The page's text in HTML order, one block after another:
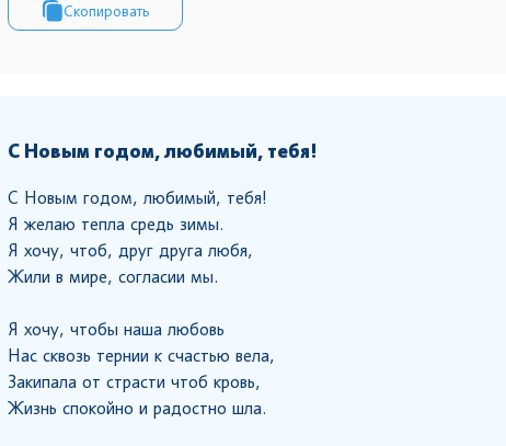
Скопировать
С Новым годом, любимый, тебя!
С Новым годом, любимый, тебя!
Я желаю тепла средь зимы.
Я хочу, чтоб, друг друга любя,
Жили в мире, согласии мы.
Я хочу, чтобы наша любовь
Нас сквозь тернии к счастью вела,
Закипала от страсти чтоб кровь,
Жизнь спокойно и радостно шла.